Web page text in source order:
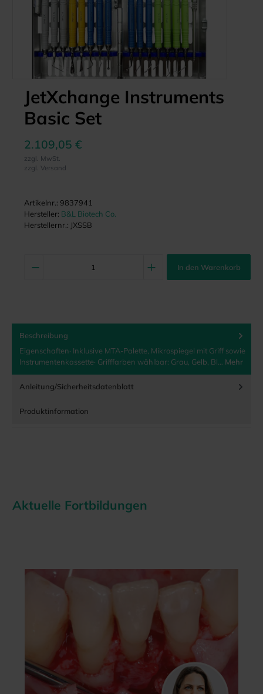
JetXchange Instruments
Basic Set
2.109,05 €
zzgl. MwSt.
zzgl. Versand
Artikelnr.: 9837941
Hersteller: B&L Biotech Co.
Herstellernr.: JXSSB
In den Warenkorb
Beschreibung
Eigenschaften· Inklusive MTA-Palette, Mikrospiegel mit Griff sowie
Instrumentenkassette· Grifffarben wählbar: Grau, Gelb, Bl… Mehr
Anleitung/Sicherheitsdatenblatt
Produktinformation
Aktuelle Fortbildungen